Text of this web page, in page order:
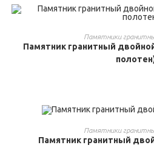
Памятники
Памятник гранитный
Памятники
Памятник гранитный